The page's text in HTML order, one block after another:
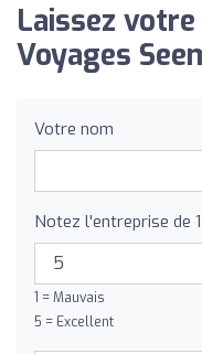
Laissez
Voyages
Votre nom
Notez l'entreprise de
1 = Mauvais
5 = Excellent